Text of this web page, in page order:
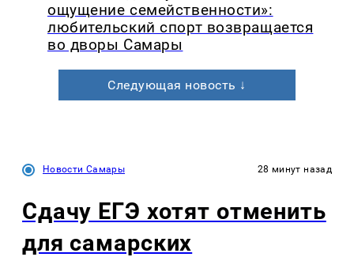
ощущение семейственности»:
любительский спорт возвращается
во дворы Самары
Следующая новость ↓
Новости Самары 28 минут назад
Сдачу ЕГЭ хотят отменить
для самарских